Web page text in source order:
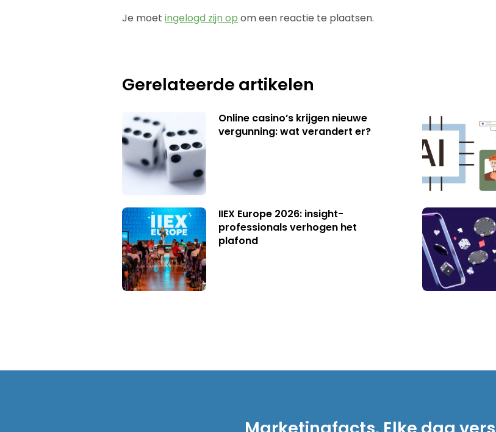
Je moetingelogd zijn op om een reactie te plaatsen.
Gerelateerde artikelen
Online casino’s krijgen nieuwe
vergunning: wat verandert er?
IIEX Europe 2026: insight-
professionals verhogen het
plafond